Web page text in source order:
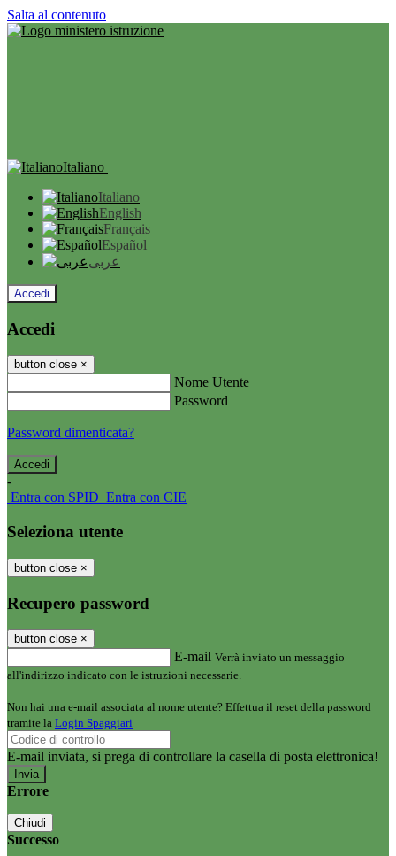
Salta al contenuto
Italiano
Italiano
English
Français
Español
عربى
Accedi
Accedi
button close ×
Nome Utente
Password
Password dimenticata?
-
Entra con SPID Entra con CIE
Seleziona utente
button close ×
Recupero password
button close ×
E-mail Verrà inviato un messaggio
all'indirizzo indicato con le istruzioni necessarie.
Non hai una e-mail associata al nome utente? Effettua il reset della password
tramite la Login Spaggiari
E-mail inviata, si prega di controllare la casella di posta elettronica!
Errore
Chiudi
Successo